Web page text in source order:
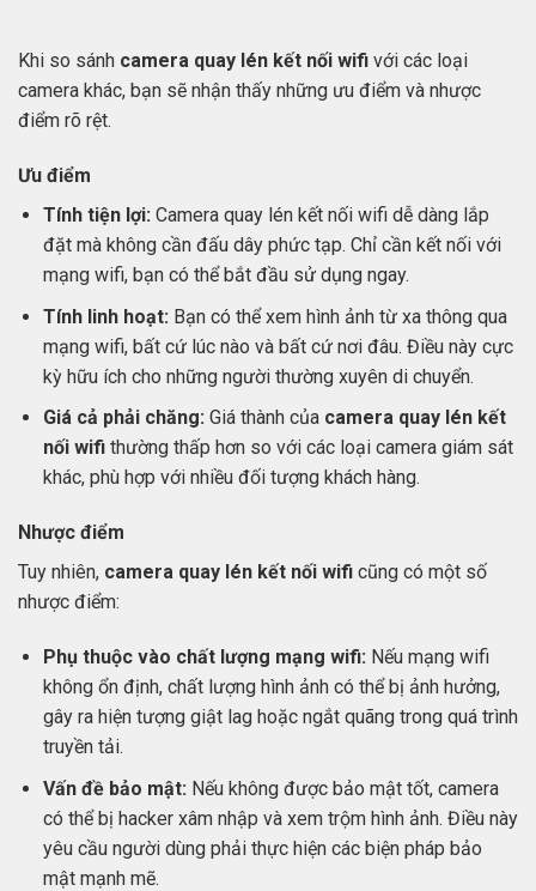
Khi so sánh camera quay lén kết nối wifi với các loại
camera khác, bạn sẽ nhận thấy những ưu điểm và nhược
điểm rõ rệt.
Ưu điểm
Tính tiện lợi: Camera quay lén kết nối wifi dễ dàng lắp
đặt mà không cần đấu dây phức tạp. Chỉ cần kết nối với
mạng wifi, bạn có thể bắt đầu sử dụng ngay.
Tính linh hoạt: Bạn có thể xem hình ảnh từ xa thông qua
mạng wifi, bất cứ lúc nào và bất cứ nơi đâu. Điều này cực
kỳ hữu ích cho những người thường xuyên di chuyển.
Giá cả phải chăng: Giá thành của camera quay lén kết
nối wifithường thấp hơn so với các loại camera giám sát
khác, phù hợp với nhiều đối tượng khách hàng.
Nhược điểm
Tuy nhiên, camera quay lén kết nối wifi cũng có một số
nhược điểm:
Phụ thuộc vào chất lượng mạng wifi: Nếu mạng wifi
không ổn định, chất lượng hình ảnh có thể bị ảnh hưởng,
gây ra hiện tượng giật lag hoặc ngắt quãng trong quá trình
truyền tải.
Vấn đề bảo mật: Nếu không được bảo mật tốt, camera
có thể bị hacker xâm nhập và xem trộm hình ảnh. Điều này
yêu cầu người dùng phải thực hiện các biện pháp bảo
mật mạnh mẽ.